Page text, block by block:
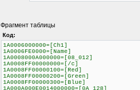
Фрагмент таблицы
Код:
1A0006000000=[Ch1]
1A0006FE0000=[Name]
1A0008000A000000=[08_012]
1A0008FF00000000=[/c]
1A0008FF00000100=[Red]
1A0008FF00000200=[Green]
1A0008FF00000300=[Blue]
1A000A000E0014000000=[0A_128]